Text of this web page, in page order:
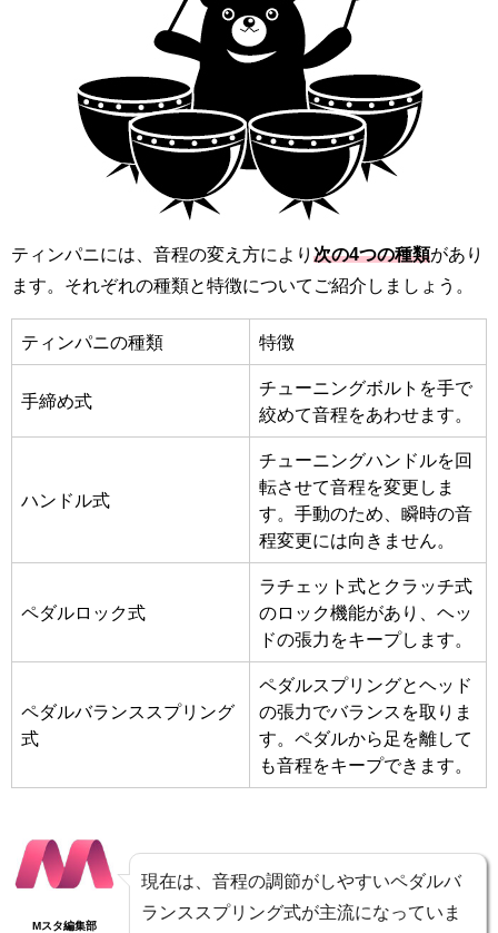
ティンパニには、音程の変え方により 次の4つの種類があり
ます。それぞれの種類と特徴についてご紹介しましょう。
ティンパニの種類 特徴
手締め式
チューニングボルトを手で
絞めて音程をあわせます。
ハンドル式
チューニングハンドルを回
転させて音程を変更しま
す。手動のため、瞬時の音
程変更には向きません。
ペダルロック式
ラチェット式とクラッチ式
のロック機能があり、ヘッ
ドの張力をキープします。
ペダルバランススプリング
式
ペダルスプリングとヘッド
の張力でバランスを取りま
す。ペダルから足を離して
も音程をキープできます。
Mスタ編集部
現在は、音程の調節がしやすいペダルバ
ランススプリング式が主流になっていま